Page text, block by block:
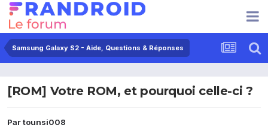
Samsung Galaxy S2 - Aide, Questions & Réponses
[ROM] Votre ROM, et pourquoi celle-ci ?
Partounsi008